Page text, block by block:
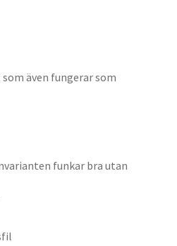
även fungerar som
funkar bra utan